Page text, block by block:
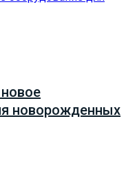
новорожденных